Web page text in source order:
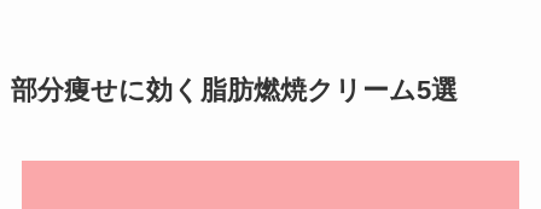
部分痩せに効く脂肪燃焼クリーム5選